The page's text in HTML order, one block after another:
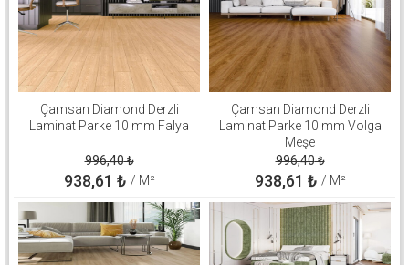
Çamsan Diamond Derzli
Laminat Parke 10 mm Falya
996,40₺
938,61 ₺ / M²
Çamsan Diamond Derzli
Laminat Parke 10 mm Volga
Meşe
996,40₺
938,61 ₺ / M²